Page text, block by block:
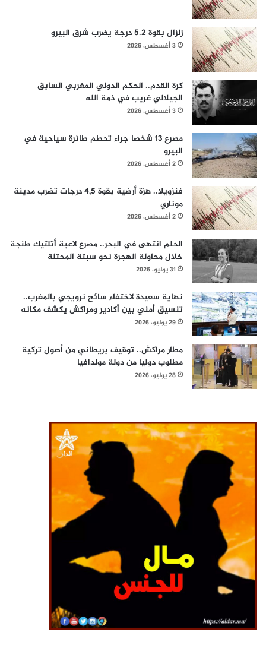
زلزال بقوة 5.2 درجة يضرب شرق البيرو
3 أغسطس، 2026
كرة القدم.. الحكم الدولي المغربي السابق
الجيلالي غريب في ذمة الله
3 أغسطس، 2026
مصرع 13 شخصا جراء تحطم طائرة سياحية في
البيرو
2 أغسطس، 2026
فنزويلا.. هزة أرضية بقوة 4,5 درجات تضرب مدينة
موناري
2 أغسطس، 2026
الحلم انتهى في البحر.. مصرع لاعبة أتلتيك طنجة
خلال محاولة الهجرة نحو سبتة المحتلة
31 يوليو، 2026
نهاية سعيدة لاختفاء سائح نرويجي بالمغرب..
تنسيق أمني بين أكادير ومراكش يكشف مكانه
29 يوليو، 2026
مطار مراكش.. توقيف بريطاني من أصول تركية
مطلوب دوليا من دولة مولدافيا
28 يوليو، 2026